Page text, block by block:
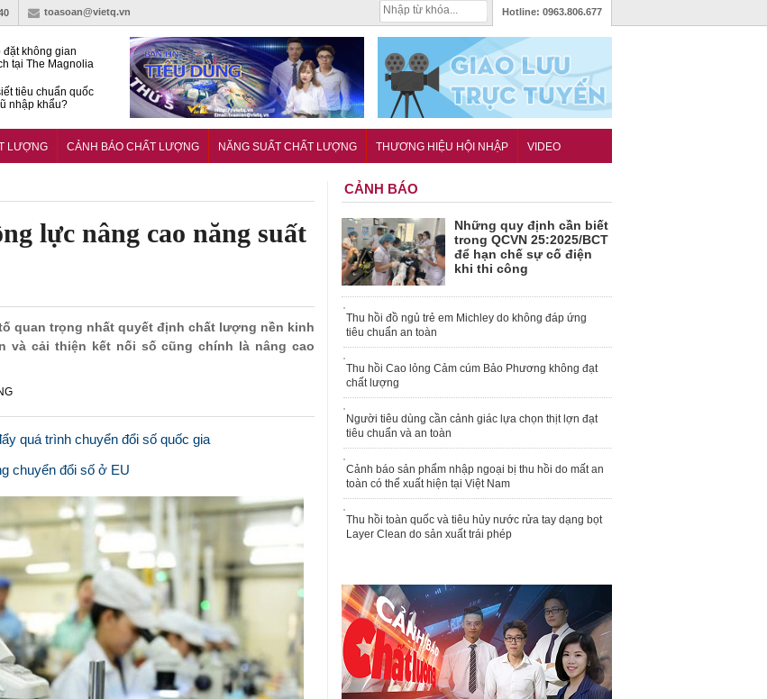
toasoan@vietq.vn Hotline: 0963.806.677
đặt không gian
tại The Magnolia
tiêu chuẩn quốc
nhập khẩu?
đỏ’, Nam trung
dòng vốn vào bất
LƯỢNG CẢNH BÁO CHẤT LƯỢNG NĂNG SUẤT CHẤT LƯỢNG THƯƠNG HIỆU HỘI NHẬP VIDEO
lực nâng cao năng suất
quan trọng nhất quyết định chất lượng nền kinh
và cải thiện kết nối số cũng chính là nâng cao
quá trình chuyển đổi số quốc gia
chuyển đổi số ở EU
CẢNH BÁO
Những quy định cần biết
trong QCVN 25:2025/BCT
để hạn chế sự cố điện
khi thi công
Thu hồi đồ ngủ trẻ em Michley do không đáp ứng
tiêu chuẩn an toàn
Thu hồi Cao lỏng Cảm cúm Bảo Phương không đạt
chất lượng
Người tiêu dùng cần cảnh giác lựa chọn thịt lợn đạt
tiêu chuẩn và an toàn
Cảnh báo sản phẩm nhập ngoại bị thu hồi do mất an
toàn có thể xuất hiện tại Việt Nam
Thu hồi toàn quốc và tiêu hủy nước rửa tay dạng bọt
Layer Clean do sản xuất trái phép